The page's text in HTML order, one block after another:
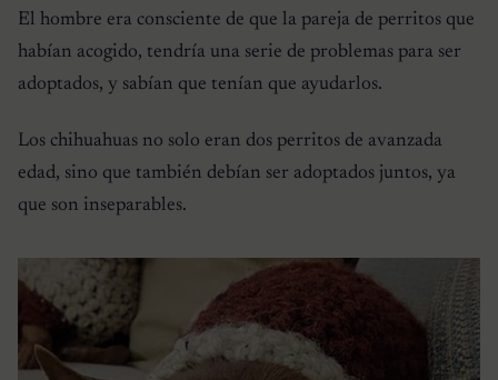
El hombre era consciente de que la pareja de perritos que
habían acogido, tendría una serie de problemas para ser
adoptados, y sabían que tenían que ayudarlos.
Los chihuahuas no solo eran dos perritos de avanzada
edad, sino que también debían ser adoptados juntos, ya
que son inseparables.